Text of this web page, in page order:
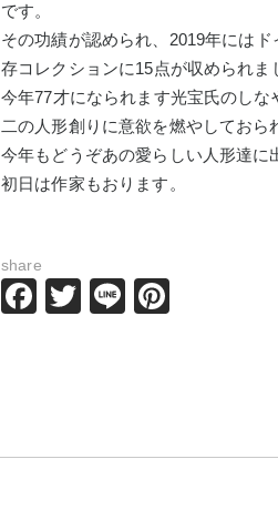
です。
その功績が認められ、2019年には
存コレクションに15点が収められま
今年77才になられます光宝氏のし
二の人形創りに意欲を燃やしておら
今年もどうぞあの愛らしい人形達に
初日は作家もおります。
share
Facebook
Twitter
Line